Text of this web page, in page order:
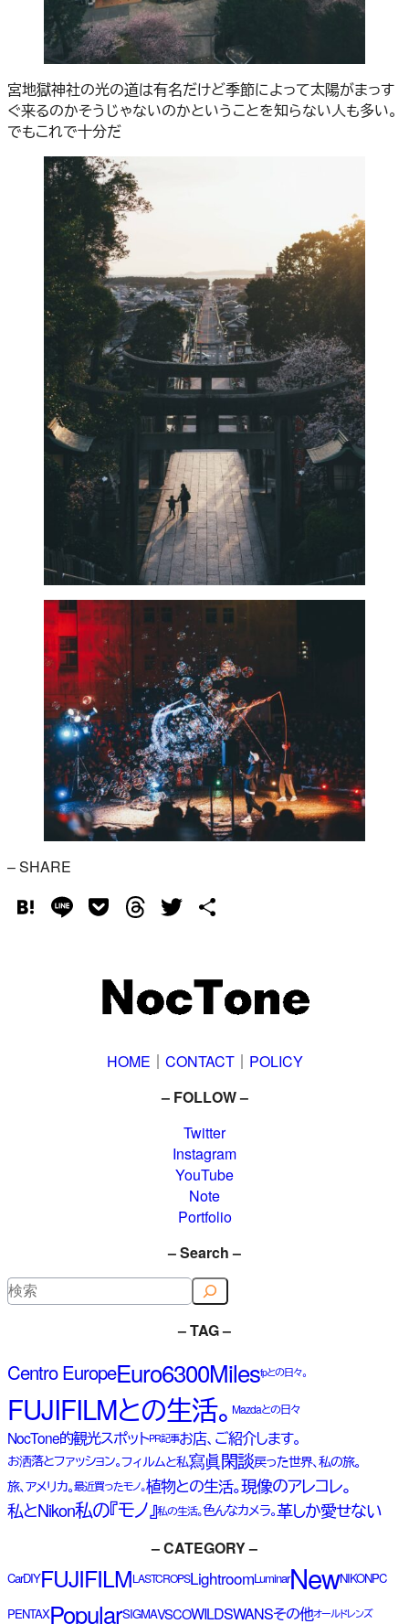
宮地獄神社の光の道は有名だけど季節によって太陽がまっす
ぐ来るのかそうじゃないのかということを知らない人も多い。
でもこれで十分だ
– SHARE
Hatena
LinePocket
Threads
Twitter
HOME ｜ CONTACT｜ POLICY
– FOLLOW –
Twitter
Instagram
YouTube
Note
Portfolio
– Search –
検
索
– TAG –
Centro EuropeEuro6300Milesfpとの日々。
FUJIFILMとの生活。 Mazdaとの日々
NocTone的観光スポットPR記事お店、ご紹介します。
お洒落とファッション。フィルムと私寫眞閑談戻った世界、私の旅。
旅、アメリカ。最近買ったモノ。植物との生活。現像のアレコレ。
私とNikon私の『モノ』私の生活。色んなカメラ。革しか愛せない
– CATEGORY –
CarDIYFUJIFILMLASTCROPSLightroomLuminarNewNIKONPC
PENTAXPopularSIGMAVSCOWILDSWANSその他オールドレンズ